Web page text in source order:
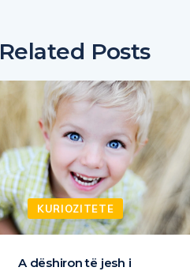
Related Posts
KURIOZITETE
A dëshiron të jesh i